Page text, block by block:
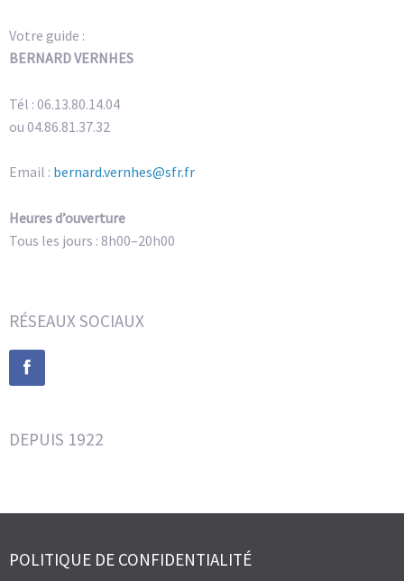
Votre guide :
BERNARD VERNHES
Tél : 06.13.80.14.04
ou 04.86.81.37.32
Email : bernard.vernhes@sfr.fr
Heures d’ouverture
Tous les jours : 8h00–20h00
RÉSEAUX SOCIAUX
DEPUIS 1922
POLITIQUE DE CONFIDENTIALITÉ